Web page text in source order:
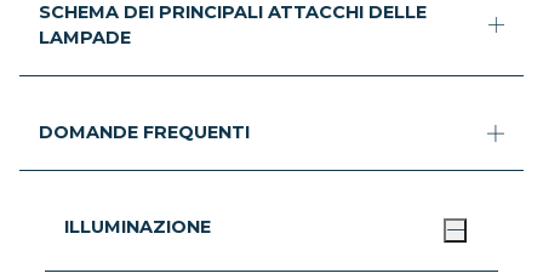
SCHEMA DEI PRINCIPALI ATTACCHI DELLE
LAMPADE
DOMANDE FREQUENTI
ILLUMINAZIONE